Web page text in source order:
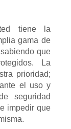
tiene la
gama de
que
La
prioridad;
el uso y
seguridad
impedir que